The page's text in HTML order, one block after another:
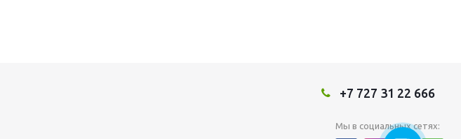
+7 727 31 22 666
Мы в социальных сетях: